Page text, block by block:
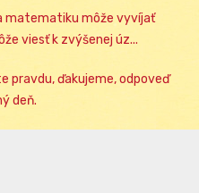
matematiku môže vyvíjať
viesť k zvýšenej úz...
pravdu, ďakujeme, odpoveď
deň.